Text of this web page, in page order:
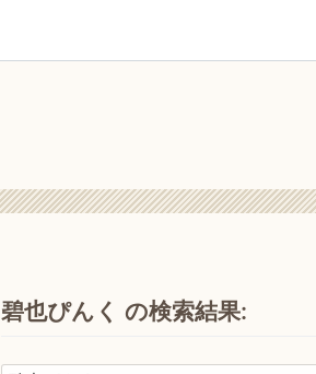
碧也ぴんく の検索結果: